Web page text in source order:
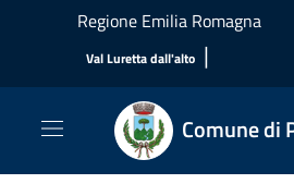
Salta al contenuto principale
Regione Emilia Romagna
Val Luretta dall'alto |
Comune di